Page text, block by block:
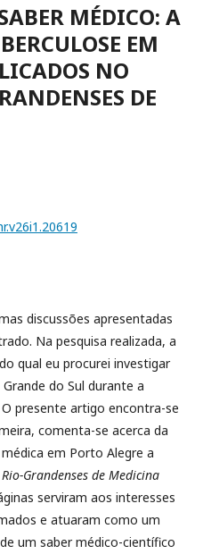
MÉDICO: A
EM
NO
DE
discussões apresentadas
Na pesquisa realizada, a
qual eu procurei investigar
do Sul durante a
presente artigo encontra-se
comenta-se acerca da
em Porto Alegre a
Grandenses de Medicina
serviram aos interesses
e atuaram como um
um saber médico-científico